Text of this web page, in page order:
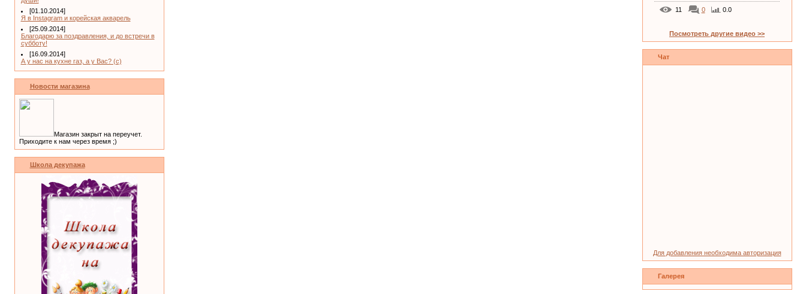
[01.10.2014]
Я в Instagram и корейская акварель
[25.09.2014]
Благодарю за поздравления, и до встречи в
субботу!
[16.09.2014]
А у нас на кухне газ, а у Вас? (с)
Новости магазина
Магазин закрыт на переучет.
Приходите к нам через время ;)
Школа декупажа
11 0 0.0
Посмотреть другие видео >>
Чат
Для добавления необходима авторизация
Галерея